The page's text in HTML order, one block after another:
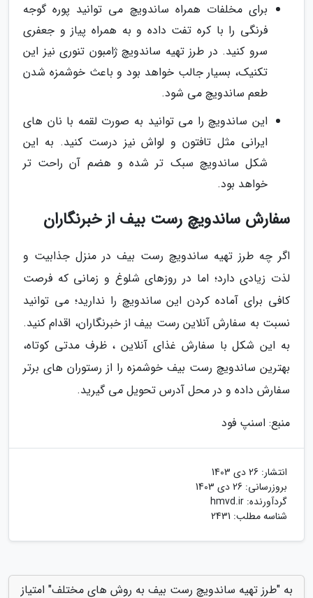
برای مخلفات همراه ساندویچ می توانید پوره گوجه
فرنگی را با کره تفت داده و به همراه پیاز و جعفری
سرو کنید. در طرز تهیه ساندویچ ژامبون تنوری نیز این
تکنیک، بسیار جالب خواهد بود و باعث خوشمزه شدن
طعم ساندویچ می شود.
این ساندویچ را می توانید به صورت لقمه با نان های
ایرانی مثل تافتون و لواش نیز درست کنید. به این
شکل ساندویچ سبک تر شده و هضم آن راحت تر
خواهد بود.
سفارش ساندویچ رست بیف از خبرنگاران
اگر چه طرز تهیه ساندویچ رست بیف در منزل جذابیت و
لذت زیادی دارد؛ اما در روزهای شلوغ و زمانی که فرصت
کافی برای آماده کردن این ساندویچ را ندارید؛ می توانید
نسبت به سفارش آنلاین رست بیف از خبرنگاران، اقدام کنید.
به این شکل با سفارش غذای آنلاین ، ظرف مدتی کوتاه،
بهترین ساندویچ رست بیف خوشمزه را از رستوران های برتر
سفارش داده و در محل آدرس تحویل می گیرید.
منبع: اسنپ فود
انتشار: 26 دی 1403
بروزرسانی: 26 دی 1403
گردآورنده: hmvd.ir
شناسه مطلب: 2431
به "طرز تهیه ساندویچ رست بیف به روش های مختلف" امتیاز